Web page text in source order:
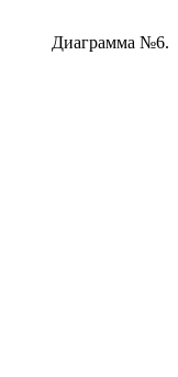
Диаграмма №6.